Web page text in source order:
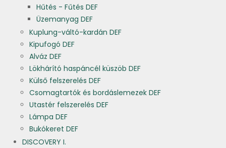
Hűtés - Fűtés DEF
Üzemanyag DEF
Kuplung-váltó-kardán DEF
Kipufogó DEF
Alváz DEF
Lökhárító haspáncél küszöb DEF
Külső felszerelés DEF
Csomagtartók és bordáslemezek DEF
Utastér felszerelés DEF
Lámpa DEF
Bukókeret DEF
DISCOVERY I.